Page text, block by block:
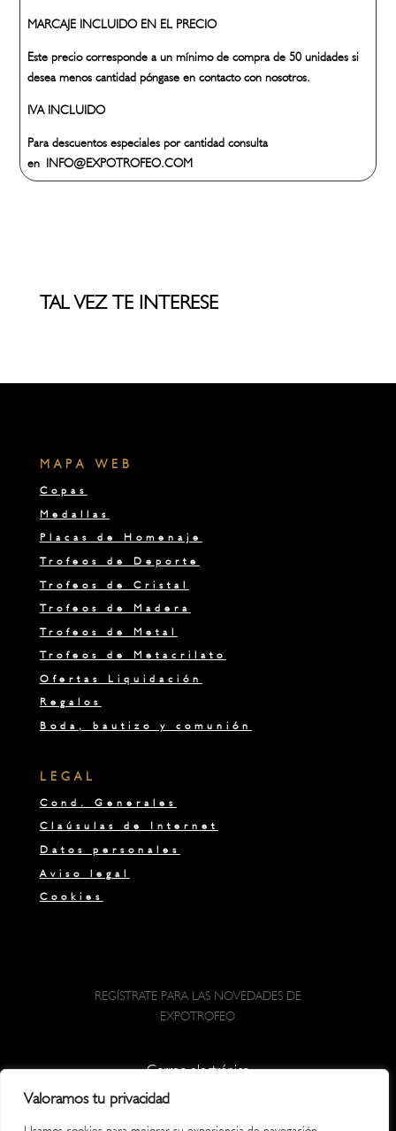
Valoramos tu privacidad
MARCAJE INCLUIDO EN EL PRECIO
Este precio corresponde a un mínimo de compra de 50 unidades si
desea menos cantidad póngase en contacto con nosotros.
IVA INCLUIDO
Para descuentos especiales por cantidad consulta
en INFO@EXPOTROFEO.COM
TAL VEZ TE INTERESE
MAPA WEB
Copas
Medallas
Placas de Homenaje
Trofeos de Deporte
Trofeos de Cristal
Trofeos de Madera
Trofeos de Metal
Trofeos de Metacrilato
Ofertas Liquidación
Regalos
Boda, bautizo y comunión
LEGAL
Cond. Generales
Claúsulas de Internet
Datos personales
Aviso legal
Cookies
REGÍSTRATE PARA LAS NOVEDADES DE
EXPOTROFEO